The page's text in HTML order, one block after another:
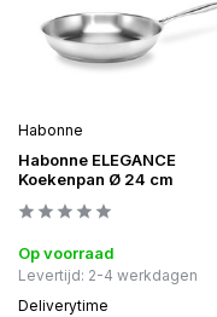
Habonne
Habonne ELEGANCE
Koekenpan Ø 24 cm
Op voorraad
Levertijd: 2-4 werkdagen
Deliverytime